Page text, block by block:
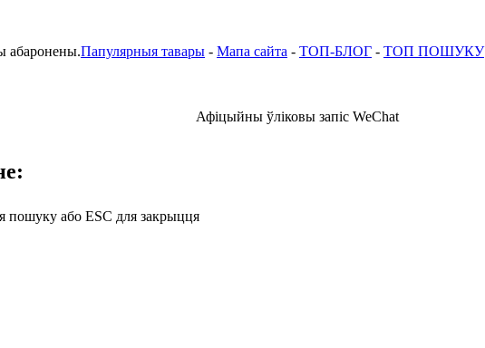
абаронены.Папулярныя тавары - Мапа сайта - ТОП-БЛОГ - ТОП ПОШУКУ
Афіцыйны ўліковы запіс WeChat
пошуку або ESC для закрыцця